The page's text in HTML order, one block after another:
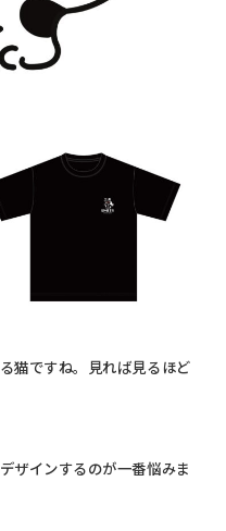
猫ですね。見れば見るほど
ザインするのが一番悩みま